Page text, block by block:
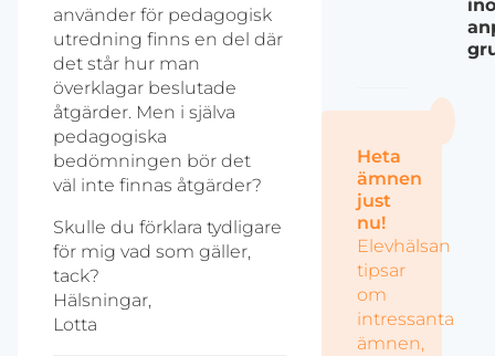
använder för pedagogisk
utredning finns en del där
det står hur man
överklagar beslutade
åtgärder. Men i själva
pedagogiska
bedömningen bör det
väl inte finnas åtgärder?
Skulle du förklara tydligare
för mig vad som gäller,
tack?
Hälsningar,
Lotta
Heta
ämnen
just
nu!
Elevhälsan
tipsar
om
intressanta
ämnen,